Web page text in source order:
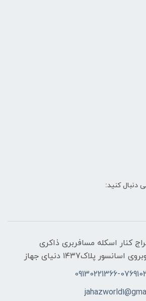
دنبال کنید:
کنار اسکله مسافربری ذاکری
09130221366-